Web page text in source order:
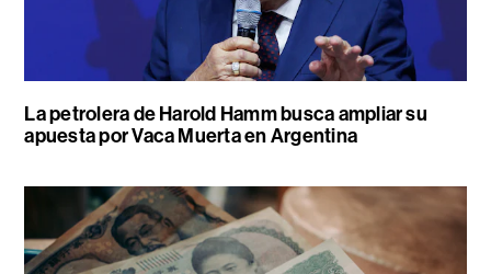
La petrolera de Harold Hamm busca ampliar su
apuesta por Vaca Muerta en Argentina